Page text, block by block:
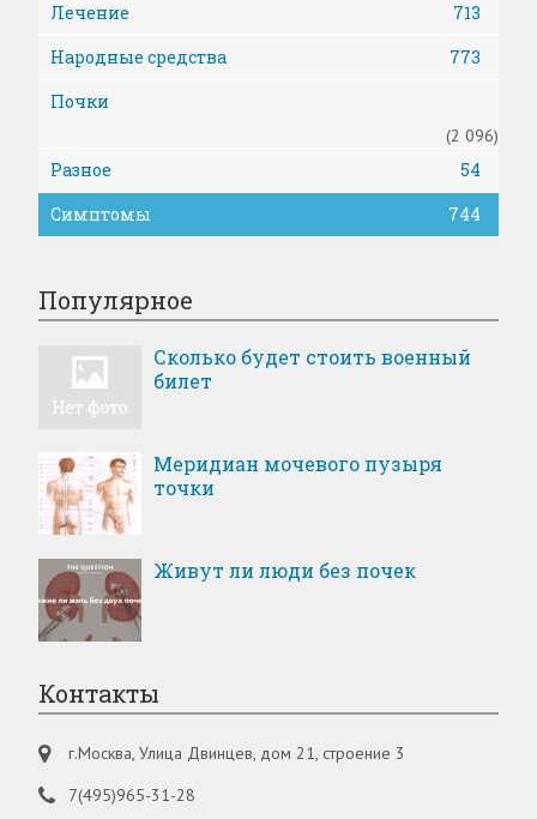
Лечение
713
Народные средства
773
Почки
(2 096)
Разное
54
Симптомы
744
Популярное
Сколько будет стоить военный
билет
Меридиан мочевого пузыря
точки
Живут ли люди без почек
Контакты
г.Москва, Улица Двинцев, дом 21, строение 3
7(495)965-31-28